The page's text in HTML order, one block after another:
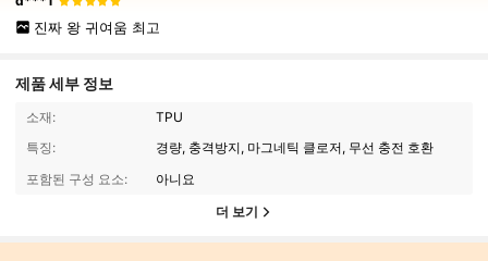
진짜 왕 귀여움 최고
제품 세부 정보
소재:
TPU
특징:
경량, 충격방지, 마그네틱 클로저, 무선 충전 호환
포함된 구성 요소:
아니요
더 보기